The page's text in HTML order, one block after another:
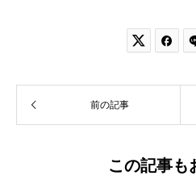
 
前の記事
この記事も